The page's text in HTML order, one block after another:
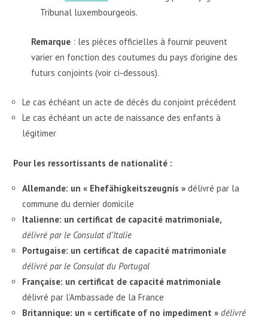
Tribunal luxembourgeois.
Remarque : les pièces officielles à fournir peuvent
varier en fonction des coutumes du pays d’origine des
futurs conjoints (voir ci-dessous).
Le cas échéant un acte de décès du conjoint précédent
Le cas échéant un acte de naissance des enfants à
légitimer
Pour les ressortissants de nationalité :
Allemande: un « Ehefähigkeitszeugnis »délivré par la
commune du dernier domicile
Italienne: un certificat de capacité matrimoniale,
délivré par le Consulat d’Italie
Portugaise: un certificat de capacité matrimoniale
délivré par le Consulat du Portugal
Française: un certificat de capacité matrimoniale
délivré par l’Ambassade de la France
Britannique: un « certificate of no impediment »délivré